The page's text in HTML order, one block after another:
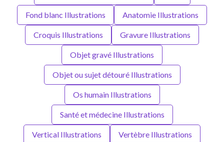
Fond blanc Illustrations Anatomie Illustrations
Croquis Illustrations Gravure Illustrations
Objet gravé Illustrations
Objet ou sujet détouré Illustrations
Os humain Illustrations
Santé et médecine Illustrations
Vertical Illustrations Vertèbre Illustrations